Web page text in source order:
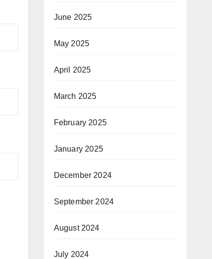
June 2025
May 2025
April 2025
March 2025
February 2025
January 2025
December 2024
September 2024
August 2024
July 2024